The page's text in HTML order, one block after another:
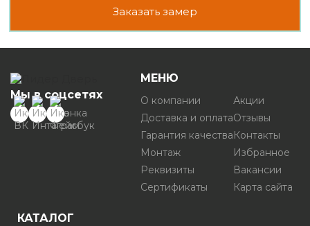
Заказать замер
Мы в соцсетях
МЕНЮ
О компании
Доставка и оплата
Гарантия качества
Монтаж
Реквизиты
Сертификаты
Акции
Отзывы
Контакты
Избранное
Вакансии
Карта сайта
КАТАЛОГ